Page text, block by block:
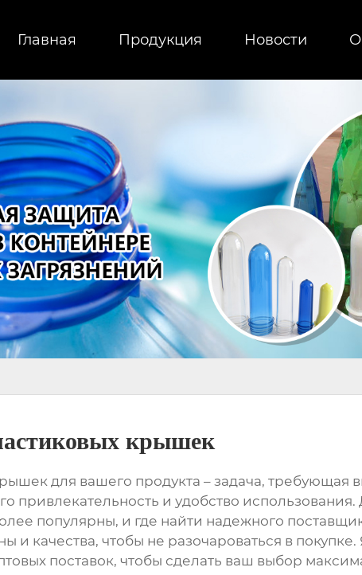
Главная Продукция Новости
крышек
для вашего продукта – задача, требующая
привлекательность и удобство
популярны, и где найти надежного
и качества, чтобы не разочароваться в
поставок, чтобы сделать ваш выбор